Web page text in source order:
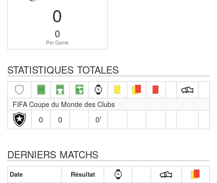
0
0
Per Game
STATISTIQUES TOTALES
FIFA Coupe du Monde des Clubs
0 0 0′
DERNIERS MATCHS
Date Résultat